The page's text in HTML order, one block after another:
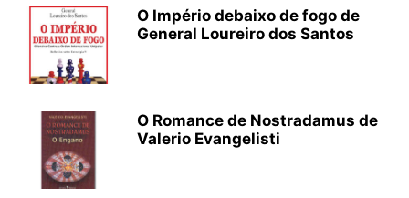
O Império debaixo de fogo de
General Loureiro dos Santos
O Romance de Nostradamus de
Valerio Evangelisti